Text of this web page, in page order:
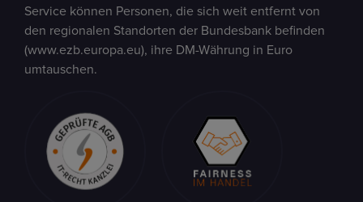
Service können Personen, die sich weit entfernt von
den regionalen Standorten der Bundesbank befinden
(www.ezb.europa.eu), ihre DM-Währung in Euro
umtauschen.